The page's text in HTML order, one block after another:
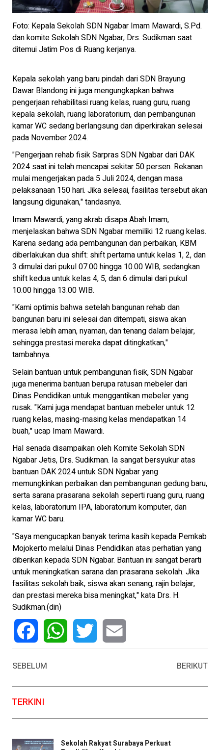
Foto: Kepala Sekolah SDN Ngabar Imam Mawardi, S.Pd.
dan komite Sekolah SDN Ngabar, Drs. Sudikman saat
ditemui Jatim Pos di Ruang kerjanya.
Kepala sekolah yang baru pindah dari SDN Brayung
Dawar Blandong ini juga mengungkapkan bahwa
pengerjaan rehabilitasi ruang kelas, ruang guru, ruang
kepala sekolah, ruang laboratorium, dan pembangunan
kamar WC sedang berlangsung dan diperkirakan selesai
pada November 2024.
"Pengerjaan rehab fisik Sarpras SDN Ngabar dari DAK
2024 saat ini telah mencapai sekitar 50 persen. Rekanan
mulai mengerjakan pada 5 Juli 2024, dengan masa
pelaksanaan 150 hari. Jika selesai, fasilitas tersebut akan
langsung digunakan," tandasnya.
Imam Mawardi, yang akrab disapa Abah Imam,
menjelaskan bahwa SDN Ngabar memiliki 12 ruang kelas.
Karena sedang ada pembangunan dan perbaikan, KBM
diberlakukan dua shift: shift pertama untuk kelas 1, 2, dan
3 dimulai dari pukul 07.00 hingga 10.00 WIB, sedangkan
shift kedua untuk kelas 4, 5, dan 6 dimulai dari pukul
10.00 hingga 13.00 WIB.
"Kami optimis bahwa setelah bangunan rehab dan
bangunan baru ini selesai dan ditempati, siswa akan
merasa lebih aman, nyaman, dan tenang dalam belajar,
sehingga prestasi mereka dapat ditingkatkan,"
tambahnya.
Selain bantuan untuk pembangunan fisik, SDN Ngabar
juga menerima bantuan berupa ratusan mebeler dari
Dinas Pendidikan untuk menggantikan mebeler yang
rusak. "Kami juga mendapat bantuan mebeler untuk 12
ruang kelas, masing-masing kelas mendapatkan 14
buah," ucap Imam Mawardi.
Hal senada disampaikan oleh Komite Sekolah SDN
Ngabar Jetis, Drs. Sudikman. Ia sangat bersyukur atas
bantuan DAK 2024 untuk SDN Ngabar yang
memungkinkan perbaikan dan pembangunan gedung baru,
serta sarana prasarana sekolah seperti ruang guru, ruang
kelas, laboratorium IPA, laboratorium komputer, dan
kamar WC baru.
"Saya mengucapkan banyak terima kasih kepada Pemkab
Mojokerto melalui Dinas Pendidikan atas perhatian yang
diberikan kepada SDN Ngabar. Bantuan ini sangat berarti
untuk meningkatkan sarana dan prasarana sekolah. Jika
fasilitas sekolah baik, siswa akan senang, rajin belajar,
dan prestasi mereka bisa meningkat," kata Drs. H.
Sudikman.(din)
SEBELUM
BERIKUT
TERKINI
Sekolah Rakyat Surabaya Perkuat